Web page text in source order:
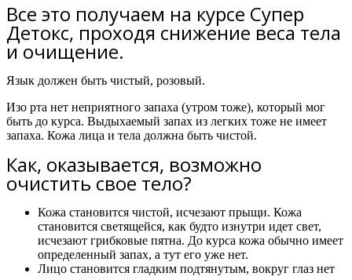
Все это получаем на курсе Супер
Детокс, проходя снижение веса тела
и очищение.
Язык должен быть чистый, розовый.
Изо рта нет неприятного запаха (утром тоже), который мог
быть до курса. Выдыхаемый запах из легких тоже не имеет
запаха. Кожа лица и тела должна быть чистой.
Как, оказывается, возможно
очистить свое тело?​
Кожа становится чистой, исчезают прыщи. Кожа
становится светящейся, как будто изнутри идет свет,
исчезают грибковые пятна. До курса кожа обычно имеет
определенный запах, а тут его уже нет.
Лицо становится гладким подтянутым, вокруг глаз нет